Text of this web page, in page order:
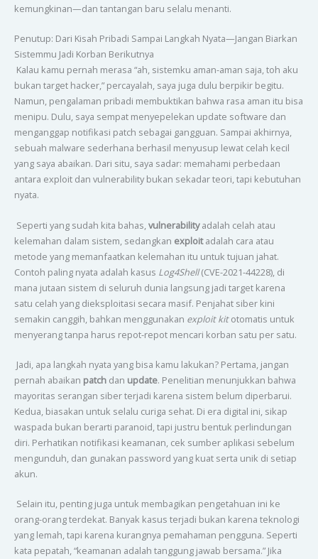
kemungkinan—dan tantangan baru selalu menanti.
Penutup: Dari Kisah Pribadi Sampai Langkah Nyata—Jangan Biarkan
Sistemmu Jadi Korban Berikutnya
Kalau kamu pernah merasa “ah, sistemku aman-aman saja, toh aku
bukan target hacker,” percayalah, saya juga dulu berpikir begitu.
Namun, pengalaman pribadi membuktikan bahwa rasa aman itu bisa
menipu. Dulu, saya sempat menyepelekan update software dan
menganggap notifikasi patch sebagai gangguan. Sampai akhirnya,
sebuah malware sederhana berhasil menyusup lewat celah kecil
yang saya abaikan. Dari situ, saya sadar: memahami perbedaan
antara exploit dan vulnerability bukan sekadar teori, tapi kebutuhan
nyata.
Seperti yang sudah kita bahas, vulnerabilityadalah celah atau
kelemahan dalam sistem, sedangkan exploitadalah cara atau
metode yang memanfaatkan kelemahan itu untuk tujuan jahat.
Contoh paling nyata adalah kasus Log4Shell(CVE-2021-44228), di
mana jutaan sistem di seluruh dunia langsung jadi target karena
satu celah yang dieksploitasi secara masif. Penjahat siber kini
semakin canggih, bahkan menggunakan exploit kitotomatis untuk
menyerang tanpa harus repot-repot mencari korban satu per satu.
Jadi, apa langkah nyata yang bisa kamu lakukan? Pertama, jangan
pernah abaikan patchdan update. Penelitian menunjukkan bahwa
mayoritas serangan siber terjadi karena sistem belum diperbarui.
Kedua, biasakan untuk selalu curiga sehat. Di era digital ini, sikap
waspada bukan berarti paranoid, tapi justru bentuk perlindungan
diri. Perhatikan notifikasi keamanan, cek sumber aplikasi sebelum
mengunduh, dan gunakan password yang kuat serta unik di setiap
akun.
Selain itu, penting juga untuk membagikan pengetahuan ini ke
orang-orang terdekat. Banyak kasus terjadi bukan karena teknologi
yang lemah, tapi karena kurangnya pemahaman pengguna. Seperti
kata pepatah, “keamanan adalah tanggung jawab bersama.” Jika